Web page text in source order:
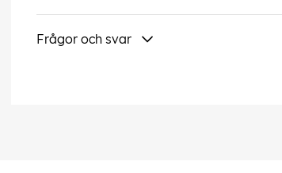
Frågor och svar